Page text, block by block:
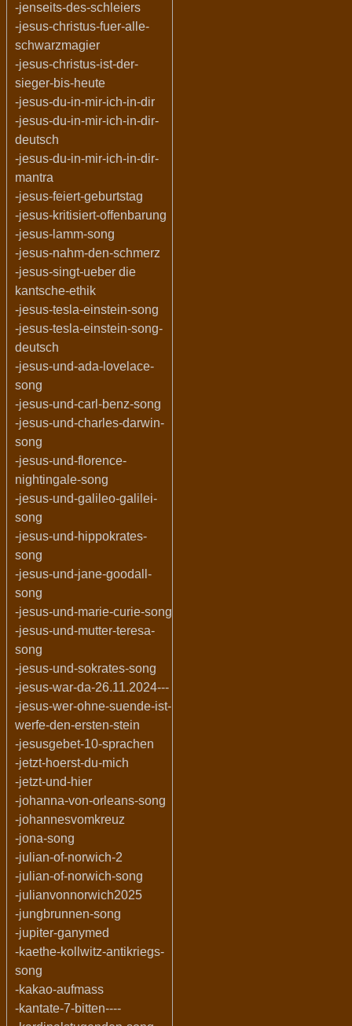
-jenseits-des-schleiers
-jesus-christus-fuer-alle-
schwarzmagier
-jesus-christus-ist-der-
sieger-bis-heute
-jesus-du-in-mir-ich-in-dir
-jesus-du-in-mir-ich-in-dir-
deutsch
-jesus-du-in-mir-ich-in-dir-
mantra
-jesus-feiert-geburtstag
-jesus-kritisiert-offenbarung
-jesus-lamm-song
-jesus-nahm-den-schmerz
-jesus-singt-ueber die
kantsche-ethik
-jesus-tesla-einstein-song
-jesus-tesla-einstein-song-
deutsch
-jesus-und-ada-lovelace-
song
-jesus-und-carl-benz-song
-jesus-und-charles-darwin-
song
-jesus-und-florence-
nightingale-song
-jesus-und-galileo-galilei-
song
-jesus-und-hippokrates-
song
-jesus-und-jane-goodall-
song
-jesus-und-marie-curie-song
-jesus-und-mutter-teresa-
song
-jesus-und-sokrates-song
-jesus-war-da-26.11.2024---
-jesus-wer-ohne-suende-ist-
werfe-den-ersten-stein
-jesusgebet-10-sprachen
-jetzt-hoerst-du-mich
-jetzt-und-hier
-johanna-von-orleans-song
-johannesvomkreuz
-jona-song
-julian-of-norwich-2
-julian-of-norwich-song
-julianvonnorwich2025
-jungbrunnen-song
-jupiter-ganymed
-kaethe-kollwitz-antikriegs-
song
-kakao-aufmass
-kantate-7-bitten----